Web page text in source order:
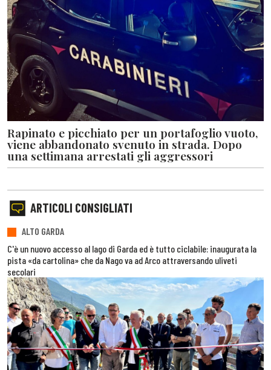
Rapinato e picchiato per un portafoglio vuoto,
viene abbandonato svenuto in strada. Dopo
una settimana arrestati gli aggressori
ARTICOLI CONSIGLIATI
ALTO GARDA
C'è un nuovo accesso al lago di Garda ed è tutto ciclabile: inaugurata la
pista «da cartolina» che da Nago va ad Arco attraversando uliveti
secolari